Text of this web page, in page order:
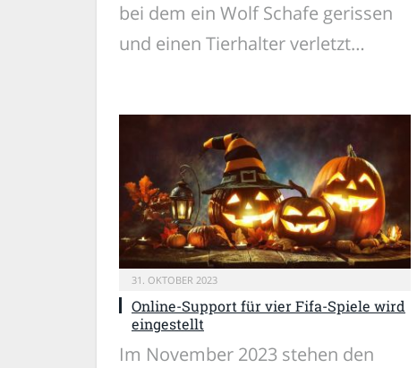
bei dem ein Wolf Schafe gerissen
und einen Tierhalter verletzt…
31. OKTOBER 2023
Online-Support für vier Fifa-Spiele wird
eingestellt
Im November 2023 stehen den